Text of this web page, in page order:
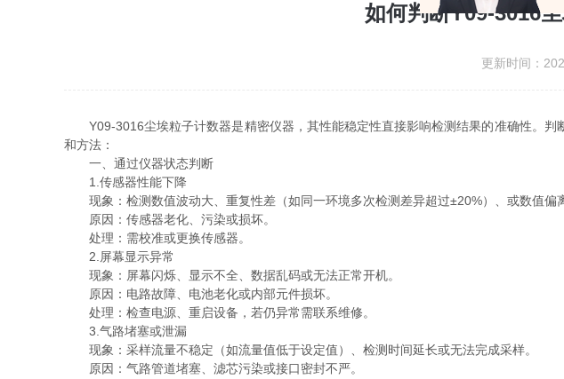
如何判断Y09-3016
更新时间：
Y09-3016尘埃粒子计数器是精密仪器，其性能稳定性直接影响检测结果的准确性。判
和方法：
一、通过仪器状态判断
1.传感器性能下降
现象：检测数值波动大、重复性差（如同一环境多次检测差异超过±20%）、或数值偏
原因：传感器老化、污染或损坏。
处理：需校准或更换传感器。
2.屏幕显示异常
现象：屏幕闪烁、显示不全、数据乱码或无法正常开机。
原因：电路故障、电池老化或内部元件损坏。
处理：检查电源、重启设备，若仍异常需联系维修。
3.气路堵塞或泄漏
现象：采样流量不稳定（如流量值低于设定值）、检测时间延长或无法完成采样。
原因：气路管道堵塞、滤芯污染或接口密封不严。